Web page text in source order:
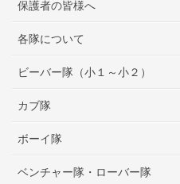
保護者の皆様へ
各隊について
ビーバー隊（小１～小２）
カブ隊
ボーイ隊
ベンチャー隊・ローバー隊